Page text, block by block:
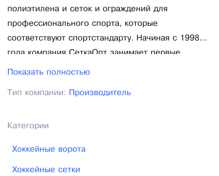
полиэтилена и сеток и ограждений для
профессионального спорта, которые
соответствуют спортстандарту. Начиная с 1998
года компания СеткаОпт занимает первые
позиции на спортивном рынке России и стран
изготовления своей спортивной продукции,
увеличивая ассортимент изделий. Производимые
самых современных материалов при
использовании новейших технологий, мы можем
Показать полностью
Тип компании: Производитель
Категории
Хоккейные ворота
Хоккейные сетки